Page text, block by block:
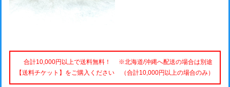
合計10,000円以上で送料無料！ ※北海道/沖縄へ配送の場合は別途
【送料チケット】をご購入ください （合計10,000円以上の場合のみ）